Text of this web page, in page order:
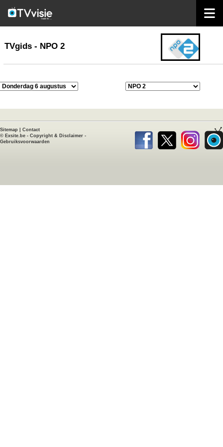
TVgids
TVgids - NPO 2
Sitemap
Contact
© Exsite.be - Copyright & Disclaimer -
Gebruiksvoorwaarden